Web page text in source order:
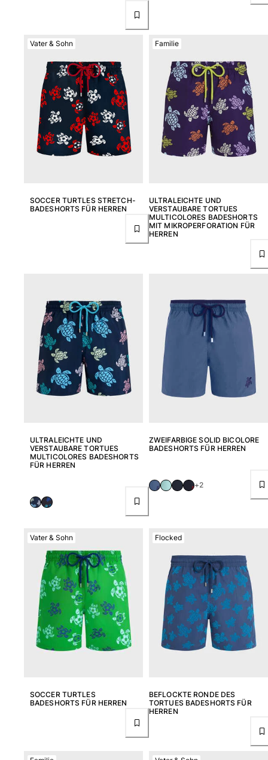
Alle Schmuck und Uhren anzeigen
Kollaborationen
GESCHENK
Inspirationen
DIE VILEBREQUIN-STRÄNDE
Geschenkgutchein
Kontaktieren sie uns
Verfolgen Sie meine Bestellung
Mein Konto
SOCCER TURTLES STRETCH-
BADESHORTS FÜR HERREN
Vater & Sohn
ULTRALEICHTE UND
VERSTAUBARE TORTUES
MULTICOLORES BADESHORTS
MIT MIKROPERFORATION FÜR
HERREN
Familie
ULTRALEICHTE UND
VERSTAUBARE TORTUES
MULTICOLORES BADESHORTS
FÜR HERREN
ZWEIFARBIGE SOLID BICOLORE
BADESHORTS FÜR HERREN
+2
SOCCER TURTLES
BADESHORTS FÜR HERREN
Vater & Sohn
BEFLOCKTE RONDE DES
TORTUES BADESHORTS FÜR
HERREN
Flocked